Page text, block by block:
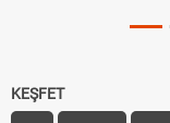
KEŞFET